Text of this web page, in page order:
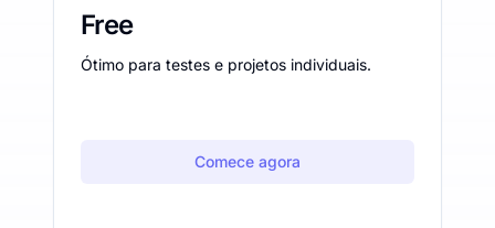
Free
Ótimo para testes e projetos individuais.
Comece agora